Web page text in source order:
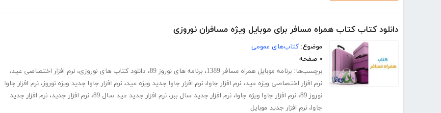
دانلود کتاب کتاب همراه مسافر برای موبایل ویژه مسافران نوروزی
موضوع: کتاب‌های عمومی
۰ صفحه
برچسب‌ها: برنامه موبایل همراه مسافر 1389 ، برنامه های نوروز 89 ، دانلود کتاب های نوروزی، نرم افزار اختصاصی عید،
نرم افزار اختصاصی ویژه عید، نرم افزار جاوا، نرم افزار جاوا جدید ویژه عید، نرم افزار جاوا جدید ویژه نوروز، نرم افزار جاوا
نوروز 89
، نرم افزار جاوا ویژه جاوا، نرم افزار جدید سال ببر، نرم افزار جدید عید سال 89 ، نرم افزار جدید، نرم افزار جدید
جاوا، نرم افزار جدید موبایل